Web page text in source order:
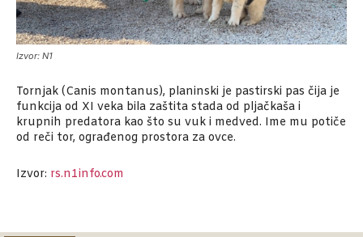
Izvor: N1
Tornjak (Canis montanus), planinski je pastirski pas čija je
funkcija od XI veka bila zaštita stada od pljačkaša i
krupnih predatora kao što su vuk i medved. Ime mu potiče
od reči tor, ograđenog prostora za ovce.
Izvor: rs.n1info.com